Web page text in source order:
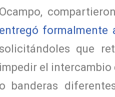
Ocampo,
entregó formalmente
solicitándoles que
impedir el
o banderas